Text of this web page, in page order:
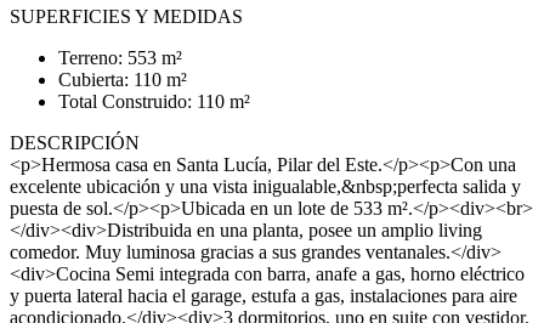
SUPERFICIES Y MEDIDAS
Terreno: 553 m²
Cubierta: 110 m²
Total Construido: 110 m²
DESCRIPCIÓN
<p>Hermosa casa en Santa Lucía, Pilar del Este.</p><p>Con una
excelente ubicación y una vista inigualable,&nbsp;perfecta salida y
puesta de sol.</p><p>Ubicada en un lote de 533 m².</p><div><br>
</div><div>Distribuida en una planta, posee un amplio living
comedor. Muy luminosa gracias a sus grandes ventanales.</div>
<div>Cocina Semi integrada con barra, anafe a gas, horno eléctrico
y puerta lateral hacia el garage, estufa a gas, instalaciones para aire
acondicionado.</div><div>3 dormitorios, uno en suite con vestidor.